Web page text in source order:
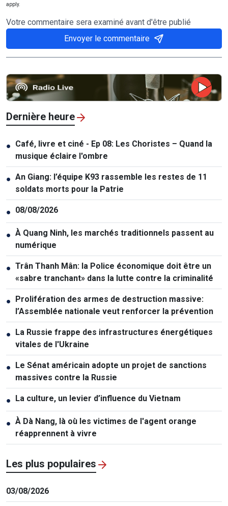
apply.
Votre commentaire sera examiné avant d'être publié
Envoyer le commentaire
Dernière heure
● Café, livre et ciné - Ep 08: Les Choristes – Quand la
musique éclaire l'ombre
● An Giang: l’équipe K93 rassemble les restes de 11
soldats morts pour la Patrie
● 08/08/2026
● À Quang Ninh, les marchés traditionnels passent au
numérique
● Trân Thanh Mân: la Police économique doit être un
«sabre tranchant» dans la lutte contre la criminalité
● Prolifération des armes de destruction massive:
l’Assemblée nationale veut renforcer la prévention
● La Russie frappe des infrastructures énergétiques
vitales de l'Ukraine
● Le Sénat américain adopte un projet de sanctions
massives contre la Russie
● La culture, un levier d’influence du Vietnam
● À Dà Nang, là où les victimes de l'agent orange
réapprennent à vivre
Les plus populaires
03/08/2026